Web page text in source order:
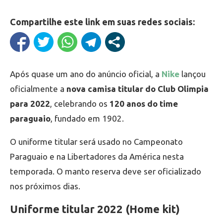
Compartilhe este link em suas redes sociais:
Após quase um ano do anúncio oficial, a Nike lançou
oficialmente a nova camisa titular do Club Olimpia
para 2022, celebrando os 120 anos do time
paraguaio, fundado em 1902.
O uniforme titular será usado no Campeonato
Paraguaio e na Libertadores da América nesta
temporada. O manto reserva deve ser oficializado
nos próximos dias.
Uniforme titular 2022 (Home kit)